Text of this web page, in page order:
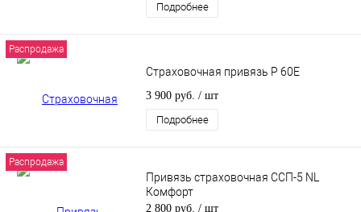
Подробнее
Распродажа
Страховочная привязь P 60E
3 900 руб. / шт
Подробнее
Распродажа
Привязь страховочная ССП-5 NL
Комфорт
2 800 руб. / шт